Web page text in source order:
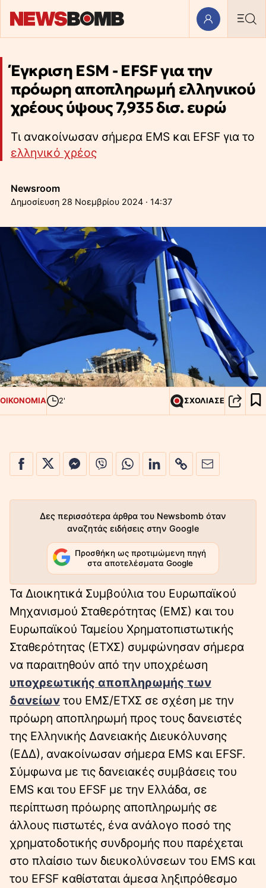
Έγκριση ESM - EFSF για την
πρόωρη αποπληρωμή ελληνικού
χρέους ύψους 7,935 δισ. ευρώ
Τι ανακοίνωσαν σήμερα EMS και EFSF για το
ελληνικό χρέος
Newsroom
28 Νοεμβρίου 2024 · 14:37
ΟΙΚΟΝΟΜΙΑ 2' ΣΧΟΛΙΑΣΕ
Δες περισσότερα άρθρα του Newsbomb όταν
αναζητάς ειδήσεις στην Google
Προσθήκη ως προτιμώμενη πηγή
στα αποτελέσματα Google
Τα Διοικητικά Συμβούλια του Ευρωπαϊκού
Μηχανισμού Σταθερότητας (ΕΜΣ) και του
Ευρωπαϊκού Ταμείου Χρηματοπιστωτικής
Σταθερότητας (ΕΤΧΣ) συμφώνησαν σήμερα
να παραιτηθούν από την υποχρέωση
υποχρεωτικής αποπληρωμής των
δανείων του ΕΜΣ/ΕΤΧΣ σε σχέση με την
πρόωρη αποπληρωμή προς τους δανειστές
της Ελληνικής Δανειακής Διευκόλυνσης
(ΕΔΔ), ανακοίνωσαν σήμερα EMS και EFSF.
Σύμφωνα με τις δανειακές συμβάσεις του
EMS και του EFSF με την Ελλάδα, σε
περίπτωση πρόωρης αποπληρωμής σε
άλλους πιστωτές, ένα ανάλογο ποσό της
χρηματοδοτικής συνδρομής που παρέχεται
στο πλαίσιο των διευκολύνσεων του ΕMS και
του EFSF καθίσταται άμεσα ληξιπρόθεσμο